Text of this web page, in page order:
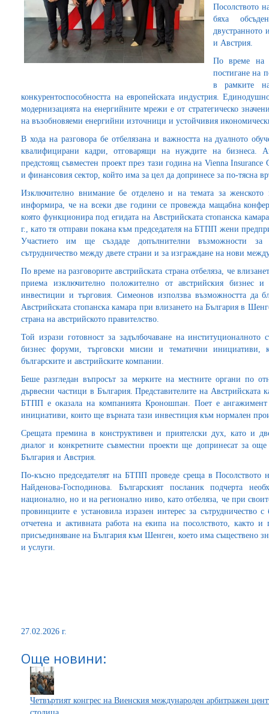
Посолството
бяха
двустранното
и Австрия.
По време на
постигане на
в рамките
конкурентоспособността на европейската индустрия.
модернизацията на енергийните мрежи е от стратегическо
на възобновяеми енергийни източници и устойчивия
В хода на разговора бе отбелязана и важността на дуалното
квалифицирани кадри, отговарящи на нуждите на бизнеса.
предстоящ съвместен проект през тази година на Vienna
и финансовия сектор, който има за цел да допринесе за по-тясна
Изключително внимание бе отделено и на темата за женското
информира, че на всеки две години се провежда мащабна
която функционира под егидата на Австрийската стопанска
г., като тя отправи покана към председателя на БТПП жени
Участието им ще създаде допълнителни възможности за
сътрудничество между двете страни и за изграждане на нови
По време на разговорите австрийската страна отбеляза, че
приема изключително положително от австрийския бизнес
инвестиции и търговия. Симеонов използва възможността да
Австрийската стопанска камара при влизането на България в
страна на австрийското правителство.
Той изрази готовност за задълбочаване на институционалното
бизнес форуми, търговски мисии и тематични инициативи,
българските и австрийските компании.
Беше разгледан въпросът за мерките на местните органи по
дървесни частици в България. Представителите на Австрийската
БТПП е оказала на компанията Кроношпан. Поет е ангажимент
инициативи, които ще върната тази инвестиция към нормален
Срещата премина в конструктивен и приятелски дух, като и
диалог и конкретните съвместни проекти ще допринесат за
България и Австрия.
По-късно председателят на БТПП проведе среща в Посолството
Найденова-Господинова. Българският посланик подчерта
национално, но и на регионално ниво, като отбеляза, че при
провинциите е установила изразен интерес за сътрудничество
отчетена и активната работа на екипа на посолството, както
присъединяване на България към Шенген, което има съществено
и услуги.
27.02.2026 г.
Още новини:
Четвъртият конгрес на Виенския международен арбитражен